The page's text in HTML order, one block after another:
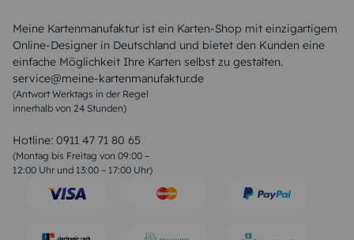
Meine Kartenmanufaktur ist ein Karten-Shop mit einzigartigem
Online-Designer in Deutschland und bietet den Kunden eine
einfache Möglichkeit Ihre Karten selbst zu gestalten.
service@meine-kartenmanufaktur.de
(Antwort Werktags in der Regel
innerhalb von 24 Stunden)
Hotline: 0911 47 71 80 65
(Montag bis Freitag von 09:00 –
12:00 Uhr und 13:00 – 17:00 Uhr)
FAQ
Liebeskummer Sprüche
Sommer Sprüche
Muttertagssprüche
Sprüche zur Hochzeit
Sprüche zur Konfirmation & Kommunion
Weihnachtsgedichte
Liebessprüche
Geburtstagssprüche
Trauersprüche
Konfirmation Glückwünsche